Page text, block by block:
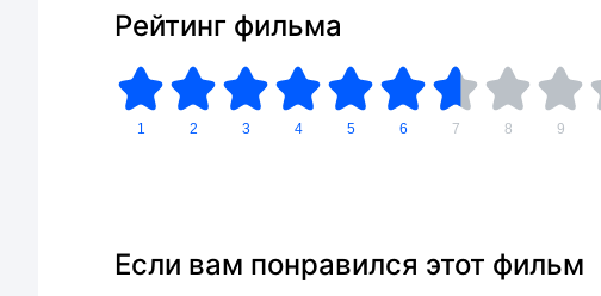
Рейтинг фильма
1 2 3 4 5 6 7 8 9
Если вам понравился этот фильм